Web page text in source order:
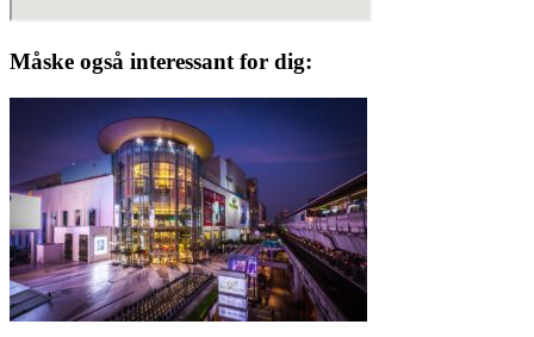
Måske også interessant for dig: